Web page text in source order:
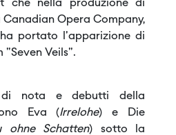
che nella produzione di
Opera Company,
portato l'apparizione di
"Seven Veils".
nota e debutti della
Eva (Irrelohe) e Die
ohne Schatten) sotto la